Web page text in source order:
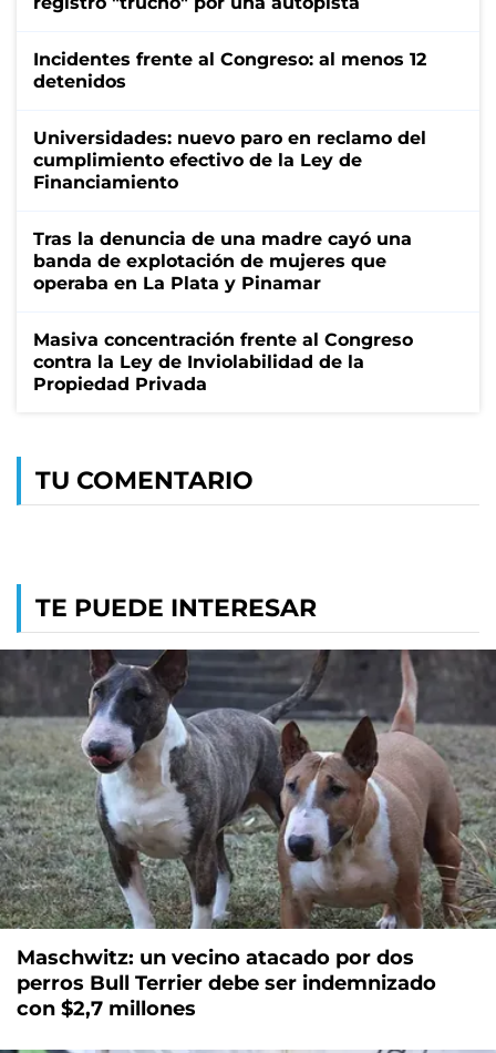
Incidentes frente al Congreso: al menos 12
detenidos
Universidades: nuevo paro en reclamo del
cumplimiento efectivo de la Ley de
Financiamiento
Tras la denuncia de una madre cayó una
banda de explotación de mujeres que
operaba en La Plata y Pinamar
Masiva concentración frente al Congreso
contra la Ley de Inviolabilidad de la
Propiedad Privada
TU COMENTARIO
TE PUEDE INTERESAR
Maschwitz: un vecino atacado por dos
perros Bull Terrier debe ser indemnizado
con $2,7 millones